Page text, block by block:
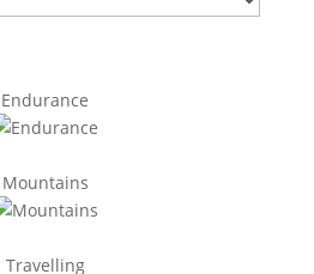
Endurance
Mountains
Travelling